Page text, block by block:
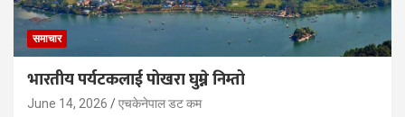
समाचार
भारतीय पर्यटकलाई पोखरा घुम्ने निम्तो
June 14, 2026 एचकेनेपाल डट कम